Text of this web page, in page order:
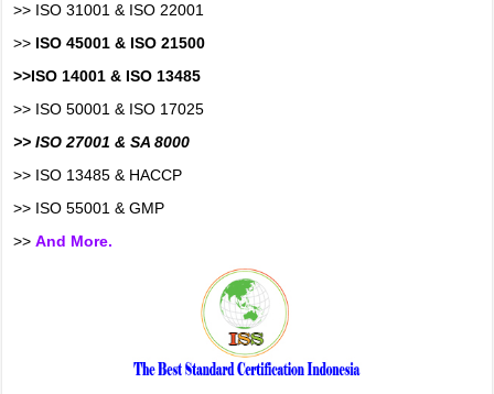
>> ISO 31001 & ISO 22001
>> ISO 45001 & ISO 21500
>>ISO 14001 & ISO 13485
>> ISO 50001 & ISO 17025
>> ISO 27001 & SA 8000
>> ISO 13485 & HACCP
>> ISO 55001 & GMP
>>And More.